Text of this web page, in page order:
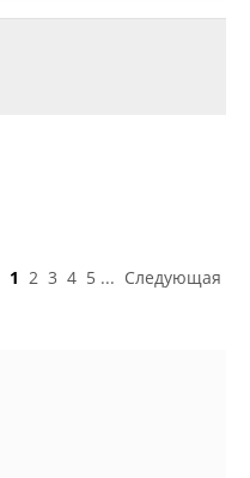
1 2 3 4 5 ... Следующая